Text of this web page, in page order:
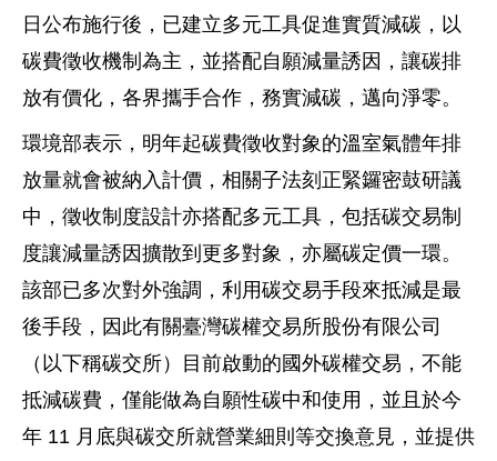
日公布施行後，已建立多元工具促進實質減碳，以
碳費徵收機制為主，並搭配自願減量誘因，讓碳排
放有價化，各界攜手合作，務實減碳，邁向淨零。
環境部表示，明年起碳費徵收對象的溫室氣體年排
放量就會被納入計價，相關子法刻正緊鑼密鼓研議
中，徵收制度設計亦搭配多元工具，包括碳交易制
度讓減量誘因擴散到更多對象，亦屬碳定價一環。
該部已多次對外強調，利用碳交易手段來抵減是最
後手段，因此有關臺灣碳權交易所股份有限公司
（以下稱碳交所）目前啟動的國外碳權交易，不能
抵減碳費，僅能做為自願性碳中和使用，並且於今
年 11 月底與碳交所就營業細則等交換意見，並提供